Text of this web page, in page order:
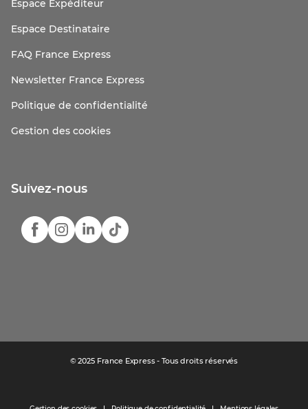
Espace Expéditeur
Espace Destinataire
FAQ France Express
Newsletter France Express
Politique de confidentialité
Gestion des cookies
Suivez-nous
© 2025 France Express - Tous droits réservés